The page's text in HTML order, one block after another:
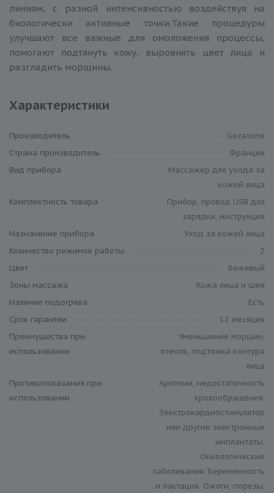
линиям, с разной интенсивностью воздействуя на
биологически активные точки.Такие процедуры
улучшают все важные для омоложения процессы,
помогают подтянуть кожу, выровнять цвет лица и
разгладить морщины.
Характеристики
Производитель
Gezatone
Cтрана производитель
Франция
Вид прибора
Массажер для ухода за
кожей лица
Комплектность товара
Прибор, провод USB для
зарядки, инструкция
Назначение прибора
Уход за кожей лица
Количество режимов работы
2
Цвет
Бежевый
Зоны массажа
Кожа лица и шеи
Наличие подогрева
Есть
Срок гарантии
12 месяцев
Преимущества при
использовании
Уменьшение морщин,
отеков, подтяжка контура
лица
Противопоказания при
использовании
Аритмии, недостаточность
кровообращения.
Электрокардиостимулятор
или другие электронные
имплантаты.
Онкологические
заболевания. Беременность
и лактация. Ожоги, порезы,